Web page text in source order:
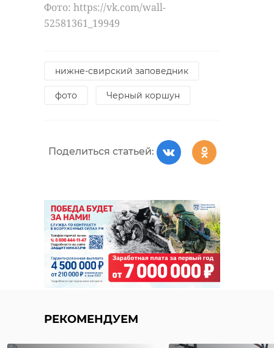
Фото: https://vk.com/wall-
52581361_19949
нижне-свирский заповедник
фото Черный коршун
Поделиться статьей:
РЕКОМЕНДУЕМ